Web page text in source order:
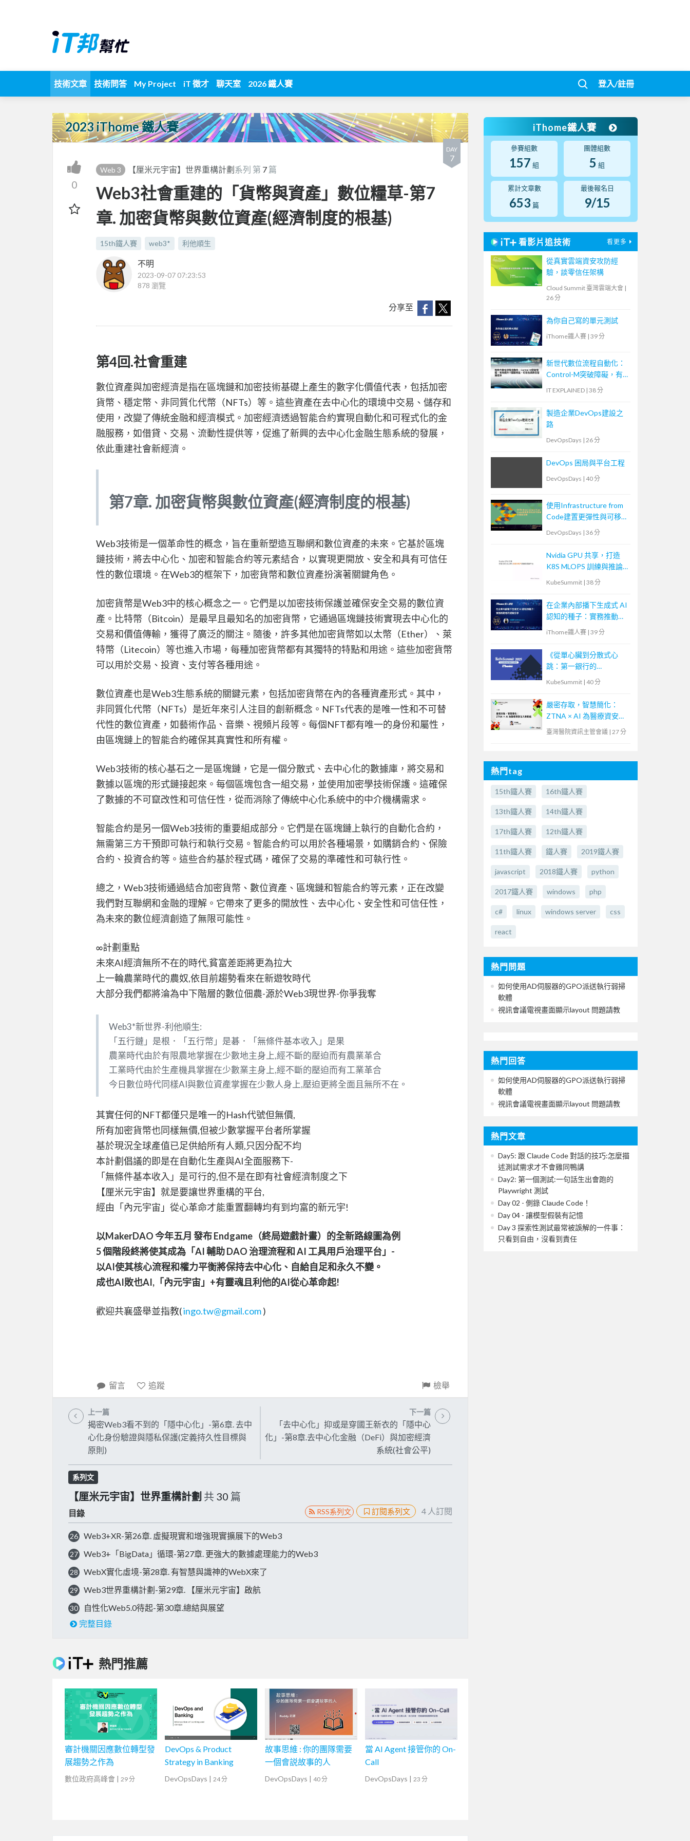
技術文章 技術問答 My Project iT 徵才 聊天室 2026 鐵人賽 登入/註冊
2023 iThome 鐵人賽
DAY
7
0
Web 3 【厘米元宇宙】世界重構計劃系列 第 7 篇
Web3社會重建的「貨幣與資產」數位糧草-第7
章. 加密貨幣與數位資產(經濟制度的根基)
15th鐵人賽 web3* 利他順生
不明
2023-09-07 07:23:53
878 瀏覽
分享至
第4回.社會重建
數位資產與加密經濟是指在區塊鏈和加密技術基礎上產生的數字化價值代表，包括加密
貨幣、穩定幣、非同質化代幣（NFTs）等。這些資產在去中心化的環境中交易、儲存和
使用，改變了傳統金融和經濟模式。加密經濟透過智能合約實現自動化和可程式化的金
融服務，如借貸、交易、流動性提供等，促進了新興的去中心化金融生態系統的發展，
依此重建社會新經濟。
第7章. 加密貨幣與數位資產(經濟制度的根基)
Web3技術是一個革命性的概念，旨在重新塑造互聯網和數位資產的未來。它基於區塊
鏈技術，將去中心化、加密和智能合約等元素結合，以實現更開放、安全和具有可信任
性的數位環境。在Web3的框架下，加密貨幣和數位資產扮演著關鍵角色。
加密貨幣是Web3中的核心概念之一。它們是以加密技術保護並確保安全交易的數位資
產。比特幣（Bitcoin）是最早且最知名的加密貨幣，它通過區塊鏈技術實現去中心化的
交易和價值傳輸，獲得了廣泛的關注。隨後，許多其他加密貨幣如以太幣（Ether）、萊
特幣（Litecoin）等也進入市場，每種加密貨幣都有其獨特的特點和用途。這些加密貨幣
可以用於交易、投資、支付等各種用途。
數位資產也是Web3生態系統的關鍵元素，包括加密貨幣在內的各種資產形式。其中，
非同質化代幣（NFTs）是近年來引人注目的創新概念。NFTs代表的是唯一性和不可替
代性的數位資產，如藝術作品、音樂、視頻片段等。每個NFT都有唯一的身份和屬性，
由區塊鏈上的智能合約確保其真實性和所有權。
Web3技術的核心基石之一是區塊鏈，它是一個分散式、去中心化的數據庫，將交易和
數據以區塊的形式鏈接起來。每個區塊包含一組交易，並使用加密學技術保護。這確保
了數據的不可竄改性和可信任性，從而消除了傳統中心化系統中的中介機構需求。
智能合約是另一個Web3技術的重要組成部分。它們是在區塊鏈上執行的自動化合約，
無需第三方干預即可執行和執行交易。智能合約可以用於各種場景，如購銷合約、保險
合約、投資合約等。這些合約基於程式碼，確保了交易的準確性和可執行性。
總之，Web3技術通過結合加密貨幣、數位資產、區塊鏈和智能合約等元素，正在改變
我們對互聯網和金融的理解。它帶來了更多的開放性、去中心化、安全性和可信任性，
為未來的數位經濟創造了無限可能性。
∞計劃重點
未來AI經濟無所不在的時代,貧富差距將更為拉大
上一輪農業時代的農奴,依目前趨勢看來在新遊牧時代
大部分我們都將淪為中下階層的數位佃農-源於Web3現世界-你爭我奪
Web3*新世界-利他順生:
「五行鏈」是根．「五行幣」是碁．「無條件基本收入」是果
農業時代由於有限農地掌握在少數地主身上,經不斷的壓迫而有農業革合
工業時代由於生產機具掌握在少數業主身上,經不斷的壓迫而有工業革合
今日數位時代同樣AI與數位資產掌握在少數人身上,壓迫更將全面且無所不在。
其實任何的NFT都僅只是唯一的Hash代號但無價,
所有加密貨幣也同樣無價,但被少數掌握平台者所掌握
基於現況全球產值已足供給所有人類,只因分配不均
本計劃倡議的即是在自動化生產與AI全面服務下-
「無條件基本收入」是可行的,但不是在即有社會經濟制度之下
【厘米元宇宙】就是要讓世界重構的平台,
經由「內元宇宙」從心革命才能重置翻轉均有到均富的新元宇!
以MakerDAO 今年五月 發布 Endgame（終局遊戲計畫）的全新路線圖為例
5 個階段終將使其成為「AI 輔助 DAO 治理流程和 AI 工具用戶治理平台」-
以AI使其核心流程和權力平衡將保持去中心化、自給自足和永久不變。
成也AI敗也AI,「內元宇宙」+有靈魂且利他的AI從心革命起!
歡迎共襄盛舉並指教(ingo.tw@gmail.com)
留言 追蹤 檢舉
上一篇
揭密Web3看不到的「隱中心化」-第6章. 去中
心化身份驗證與隱私保護(定義持久性目標與
原則)
下一篇
「去中心化」抑或是穿國王新衣的「隱中心
化」-第8章.去中心化金融（DeFi）與加密經濟
系統(社會公平)
系列文
【厘米元宇宙】世界重構計劃 共 30 篇
目錄 RSS系列文 訂閱系列文 4 人訂閱
26 Web3+XR-第26章. 虛擬現實和增強現實擴展下的Web3
27 Web3+「BigData」循環-第27章. 更強大的數據處理能力的Web3
28 WebX實化虛境-第28章. 有智慧與識神的WebX來了
29 Web3世界重構計劃-第29章. 【厘米元宇宙】啟航
30
自性化Web5.0待起-第30章.總結與展望
完整目錄
熱門推薦
審計機關因應數位轉型發
展趨勢之作為
數位政府高峰會 | 29 分
DevOps & Product
Strategy in Banking
DevOpsDays | 24 分
故事思維 : 你的團隊需要
一個會説故事的人
DevOpsDays | 40 分
當 AI Agent 接管你的 On-
Call
DevOpsDays | 23 分
iThome鐵人賽
參賽組數
157 組
團體組數
5 組
累計文章數
653 篇
最後報名日
9/15
看影片追技術 看更多
從真實雲端資安攻防經
驗，談零信任架構
Cloud Summit 臺灣雲端大會 |
26 分
為你自己寫的單元測試
iThome鐵人賽 | 39 分
新世代數位流程自動化：
Control-M突破障礙，有
效提升IT服務效能、可用
IT EXPLAINED | 38 分
製造企業DevOps建設之
路
DevOpsDays | 26 分
DevOps 困局與平台工程
DevOpsDays | 40 分
使用Infrastructure from
Code建置更彈性與可移植
DevOpsDays | 36 分
Nvidia GPU 共享，打造
K8S MLOPS 訓練與推論
KubeSummit | 38 分
在企業內部播下生成式 AI
認知的種子：實務推動者
的經驗分享
iThome鐵人賽 | 39 分
《從單心臟到分散式心
跳：第一銀行的
Kubernetes 核心轉型實
KubeSummit | 40 分
嚴密存取，智慧簡化：
ZTNA × AI 為醫療資安注
入新動能
臺灣醫院資訊主管會議 | 27 分
熱門tag
15th鐵人賽 16th鐵人賽
13th鐵人賽 14th鐵人賽
17th鐵人賽 12th鐵人賽
11th鐵人賽 鐵人賽 2019鐵人賽
javascript 2018鐵人賽 python
2017鐵人賽 windows php
c# linux windows server css
react
熱門問題
如何使用AD伺服器的GPO派送執行弱掃
軟體
視訊會議電視畫面顯示layout 問題請教
熱門回答
如何使用AD伺服器的GPO派送執行弱掃
軟體
視訊會議電視畫面顯示layout 問題請教
熱門文章
Day5: 跟 Claude Code 對話的技巧:怎麼描
述測試需求才不會雞同鴨講
Day2: 第一個測試:一句話生出會跑的
Playwright 測試
Day 02 - 側錄 Claude Code！
Day 04 - 讓模型假裝有記憶
Day 3 探索性測試最常被誤解的一件事：
只看到自由，沒看到責任